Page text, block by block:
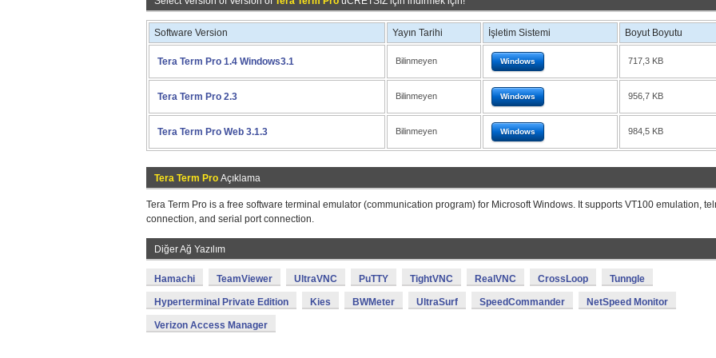
Software Version Yayın Tarihi İşletim Sistemi Boyut Boyutu
Tera Term Pro 1.4 Windows3.1 Bilinmeyen Windows 717,3 KB
Tera Term Pro 2.3 Bilinmeyen Windows 956,7 KB
Tera Term Pro Web 3.1.3 Bilinmeyen Windows 984,5 KB
Tera Term Pro Açıklama
Tera Term Pro is a free software terminal emulator (communication program) for Microsoft Windows. It supports VT100 emulation,
connection, and serial port connection.
Diğer Ağ Yazılım
Hamachi TeamViewer UltraVNC PuTTY TightVNC RealVNC CrossLoop Tunngle
Hyperterminal Private Edition Kies BWMeter UltraSurf SpeedCommander NetSpeed Monitor
Verizon Access Manager